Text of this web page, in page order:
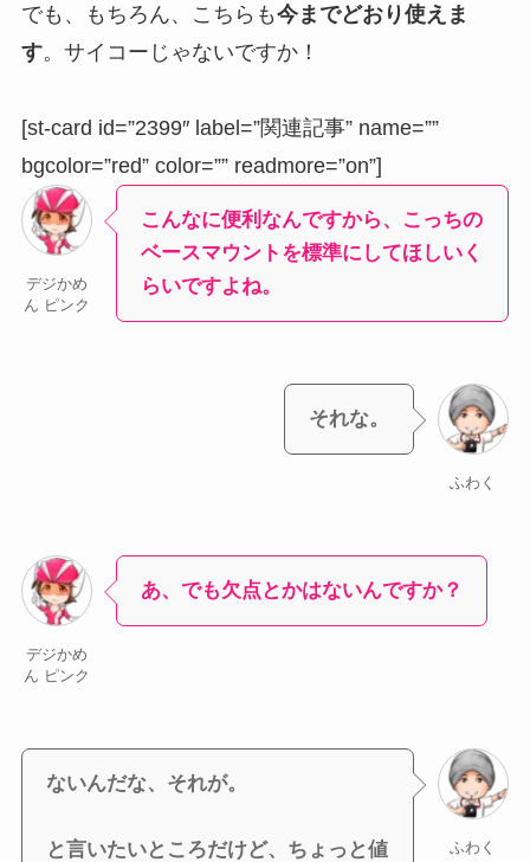
でも、もちろん、こちらも今までどおり使えま
す。サイコーじゃないですか！
[st-card id=”2399″ label=”関連記事” name=””
bgcolor=”red” color=”” readmore=”on”]
デジかめ
ん ピンク
こんなに便利なんですから、こっちの
ベースマウントを標準にしてほしいく
らいですよね。
それな。
ふわく
デジかめ
ん ピンク
あ、でも欠点とかはないんですか？
ないんだな、それが。
と言いたいところだけど、ちょっと値
ふわく